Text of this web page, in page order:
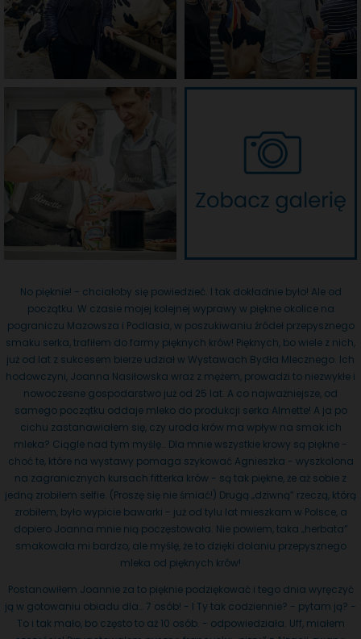
No pięknie! - chciałoby się powiedzieć. I tak dokładnie było! Ale od
początku. W czasie mojej kolejnej wyprawy w piękne okolice na
pograniczu Mazowsza i Podlasia, w poszukiwaniu źródeł przepysznego
smaku serka, trafiłem do farmy pięknych krów! Pięknych, bo wiele z nich,
już od lat z sukcesem bierze udział w Wystawach Bydła Mlecznego. Ich
hodowczyni, Joanna Nasiłowska wraz z mężem, prowadzi to niezwykłe i
nowoczesne gospodarstwo już od 25 lat. A co najważniejsze, od
samego początku oddaje mleko do produkcji serka Almette! A ja po
cichu zastanawiałem się, czy uroda krów ma wpływ na smak ich
mleka? Ciągle nad tym myślę… Dla mnie wszystkie krowy są piękne -
choć te, które na wystawy pomaga szykować Agnieszka - wyszkolona
na zagranicznych kursach fitterka krów - są tak piękne, że aż sobie z
jedną zrobiłem selfie. (Proszę się nie śmiać!) Drugą „dziwną” rzeczą, którą
zrobiłem, było wypicie bawarki - już od tylu lat mieszkam w Polsce, a
dopiero Joanna mnie nią poczęstowała. Nie powiem, taka „herbata”
smakowała mi bardzo, ale myślę, że to dzięki dolaniu przepysznego
mleka od pięknych krów!
Postanowiłem Joannie za to pięknie podziękować i tego dnia wyręczyć
ją w gotowaniu obiadu dla… 7 osób! - I Ty tak codziennie? - pytam ją? -
To i tak mało, bo często to aż 10 osób. - odpowiedziała. Uff, miałem